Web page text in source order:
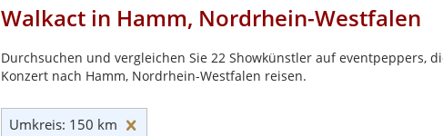
Walkact in Hamm, Nordrhein-Westfalen
Durchsuchen und vergleichen Sie 22 Showkünstler auf eventpeppers,
Konzert nach Hamm, Nordrhein-Westfalen reisen.
Umkreis: 150 km